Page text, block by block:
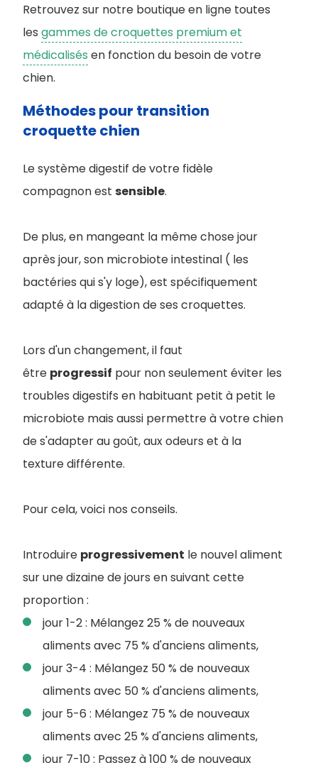
Retrouvez sur notre boutique en ligne toutes
les gammes de croquettes premium et
médicalisés en fonction du besoin de votre
chien.
Méthodes pour transition
croquette chien
Le système digestif de votre fidèle
compagnon est sensible.
De plus, en mangeant la même chose jour
après jour, son microbiote intestinal ( les
bactéries qui s'y loge), est spécifiquement
adapté à la digestion de ses croquettes.
Lors d'un changement, il faut
être progressif pour non seulement éviter les
troubles digestifs en habituant petit à petit le
microbiote mais aussi permettre à votre chien
de s'adapter au goût, aux odeurs et à la
texture différente.
Pour cela, voici nos conseils.
Introduire progressivement le nouvel aliment
sur une dizaine de jours en suivant cette
proportion :
jour 1-2 : Mélangez 25 % de nouveaux
aliments avec 75 % d'anciens aliments,
jour 3-4 : Mélangez 50 % de nouveaux
aliments avec 50 % d'anciens aliments,
jour 5-6 : Mélangez 75 % de nouveaux
aliments avec 25 % d'anciens aliments,
jour 7-10 : Passez à 100 % de nouveaux